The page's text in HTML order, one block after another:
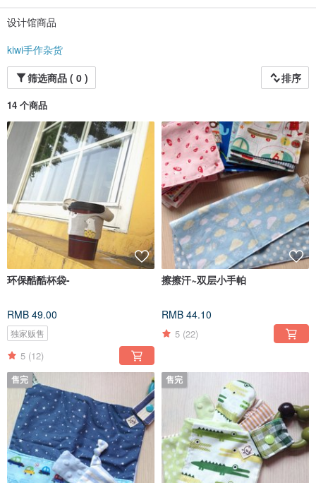
设计馆商品
kiwi手作杂货
筛选商品 ( 0 )
排序
14 个商品
环保酷酷杯袋-
RMB 49.00
独家贩售
5 (12)
擦擦汗~双层小手帕
RMB 44.10
5 (22)
售完 售完